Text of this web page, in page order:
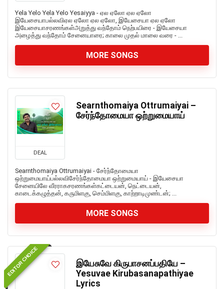
Yela Yelo Yela Yelo Yesaiyya - ஏல ஏலோ ஏல ஏலோ
இயேசையாபல்லவிஏல ஏலோ ஏல ஏலோ, இயேசையா ஏல ஏலோ
இயேசையாசரணங்கள்அறுத்து வந்தோம் நெற்பயிரை - இயேசையா
அழைத்து வந்தோம் சேனையாரை; காலை முதல் மாலை வரை - ...
MORE SONGS
DEAL
Searnthomaiya Ottrumaiyai –
சேர்ந்தோமையா ஒற்றுமையாய்
Searnthomaiya Ottrumaiyai - சேர்ந்தோமையா
ஒற்றுமையாய்பல்லவிசேர்ந்தோமையா ஒற்றுமையாய் - இயேசையா
சேனையிலே வீரராகசரணங்கள்கட்டையன், நெட்டையன்,
காடைக்கழுத்தன், கருமிளகு, செம்மிளகு, காற்றாடிமுண்டன்; ...
MORE SONGS
EDITOR CHOICE
இயேசுவே கிருபாசனப்பதியே –
Yesuvae Kirubasanapathiyae
Lyrics